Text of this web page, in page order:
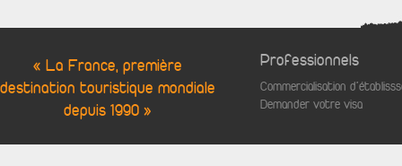
« La France, première
destination touristique mondiale
depuis 1990 »
Professionnels
Commercialisation
Demander votre visa